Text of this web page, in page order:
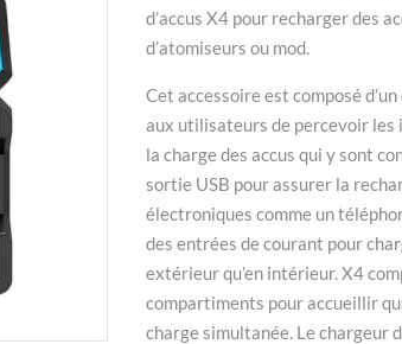
d’accus X4 pour recharger des
d’atomiseurs ou mod.
Cet accessoire est composé
aux utilisateurs de percevoir
la charge des accus qui y sont
sortie USB pour assurer la
électroniques comme un
des entrées de courant pour
extérieur qu’en intérieur. X4
compartiments pour accueillir
charge simultanée. Le chargeur